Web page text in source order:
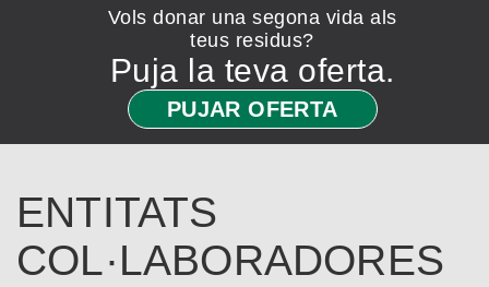
Vols donar una segona vida als
teus residus?
Puja la teva oferta.
PUJAR OFERTA
ENTITATS
COL·LABORADORES